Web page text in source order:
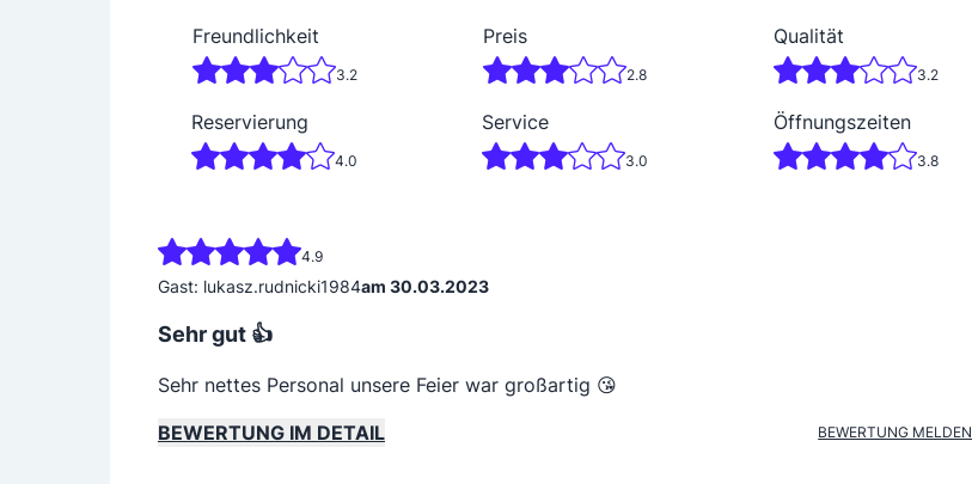
Freundlichkeit
3.2
Preis
2.8
Qualität
3.2
Reservierung
4.0
Service
3.0
Öffnungszeiten
3.8
4.9
Gast: lukasz.rudnicki1984am 30.03.2023
Sehr gut 👍
Sehr nettes Personal unsere Feier war großartig 😘
BEWERTUNG IM DETAIL
BEWERTUNG MELDEN